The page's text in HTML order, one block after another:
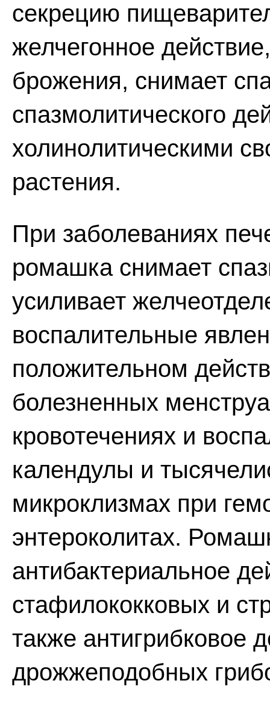
секрецию
желчегонное
брожения, снимает
спазмолитического
холинолитическими
растения.
При заболеваниях
ромашка снимает
усиливает
воспалительные
положительном
болезненных
кровотечениях и
календулы и
микроклизмах при
энтероколитах.
антибактериальное
стафилококковых и
также антигрибковое
дрожжеподобных